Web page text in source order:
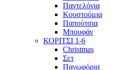
Παντελόνια
Κουστούμια
Παπούτσια
Μπουφάν
ΚΟΡΙΤΣΙ 1-6
Christmas
Σετ
Πανωφόρια